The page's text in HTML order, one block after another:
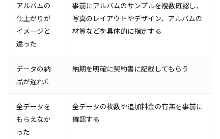
アルバムの
仕上がりが
イメージと
違った
事前にアルバムのサンプルを複数確認し、
写真のレイアウトやデザイン、アルバムの
材質などを具体的に指定する
データの納
品が遅れた
納期を明確に契約書に記載してもらう
全データを
もらえなか
った
全データの枚数や追加料金の有無を事前に
確認する